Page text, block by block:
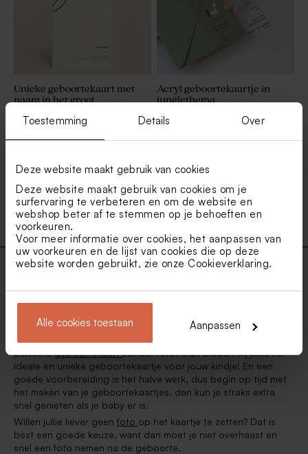
Toestemming Details Over
Deze website maakt gebruik van cookies
Deze website maakt gebruik van cookies om je
surfervaring te verbeteren en om de website en
webshop beter af te stemmen op je behoeften en
voorkeuren.
Voor meer informatie over cookies, het aanpassen van
uw voorkeuren en de lijst van cookies die op deze
website worden gebruikt, zie onze Cookieverklaring.
Alle cookies toestaan Aanpassen
Unieke geboortekaart met
naam in het groot
Acryl geboortekaartje in
junglethema
23
Een prachtig geboortekaartje zonder foto voor
jullie baby
Komt er een klein wondertje aan binnenkort? Gefeliciteerd! Zijn
jullie voor de
van jullie kindje nog op zoek naar de
perfectegeboortekaartzonder foto? Dan bieden wij jullie het
ideale en unieke geboortekaartje voor jouw kindje! En een
goede voorbereiding is het halve werk, dus begin op tijd met
het maken van je geboortekaartjes, dan kun je straks extra
snel genieten als je baby er is.
Willen jullie liever geen foto op het kaartje te zetten? Dat is
best een goede keuze, want dan moet je niet overhaast en
snel een foto nemen na de geboorte.